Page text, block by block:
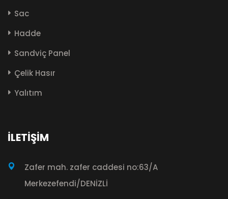
Sac
Hadde
Sandviç Panel
Çelik Hasır
Yalıtım
İLETIŞIM
Zafer mah. zafer caddesi no:63/A
Merkezefendi/DENİZLİ